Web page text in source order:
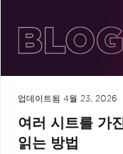
업데이트됨 4월 23, 2026
여러 시트를 가
읽는 방법